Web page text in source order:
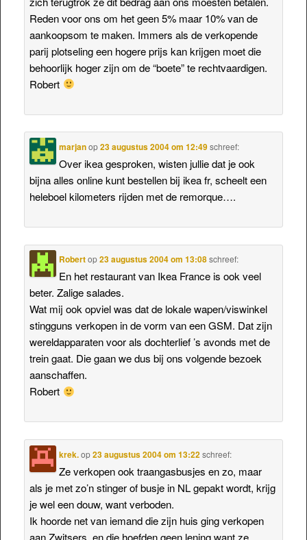
Reden voor ons om het geen 5% maar 10% van de
aankoopsom te maken. Immers als de verkopende
parij plotseling een hogere prijs kan krijgen moet die
behoorlijk hoger zijn om de “boete” te rechtvaardigen.
Robert
marjanop23 augustus 2004 om 12:49 schreef:
Over ikea gesproken, wisten jullie dat je ook
bijna alles online kunt bestellen bij ikea fr, scheelt een
heleboel kilometers rijden met de remorque….
Robertop23 augustus 2004 om 13:08 schreef:
En het restaurant van Ikea France is ook veel
beter. Zalige salades.
Wat mij ook opviel was dat de lokale wapen/viswinkel
stingguns verkopen in de vorm van een GSM. Dat zijn
wereldapparaten voor als dochterlief ’s avonds met de
trein gaat. Die gaan we dus bij ons volgende bezoek
aanschaffen.
Robert
krek.op23 augustus 2004 om 13:22 schreef:
Ze verkopen ook traangasbusjes en zo, maar
als je met zo’n stinger of busje in NL gepakt wordt, krijg
je wel een douw, want verboden.
Ik hoorde net van iemand die zijn huis ging verkopen
aan Zwitsers, en die hoefden geen lening want ze